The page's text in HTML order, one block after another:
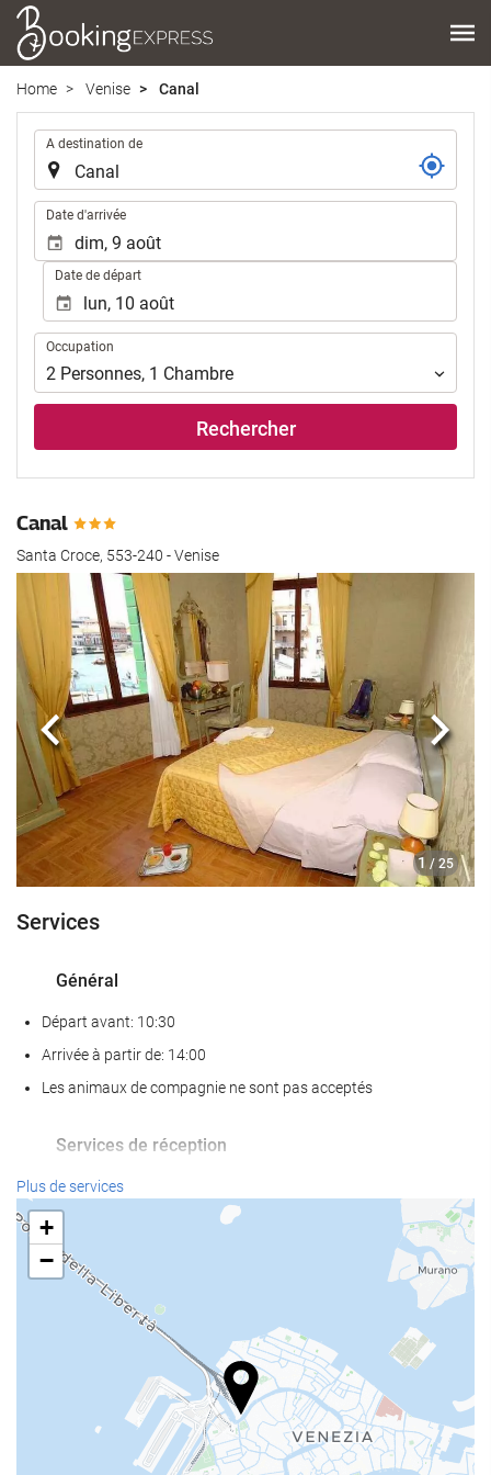
Home Venise Canal
A destination de
Date d'arrivée
Date de départ
Occupation
Occupation
2 Personnes, 1 Chambre
Rechercher
Canal
Santa Croce, 553-240 - Venise
1 / 25
Précédent
Services
Général
Départ avant: 10:30
Arrivée à partir de: 14:00
Les animaux de compagnie ne sont pas acceptés
Services de réception
Bagagerie
Nourriture et boissons
Bar
Plus de services
+
−